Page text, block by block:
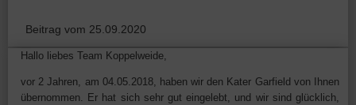
Beitrag vom 25.09.2020
Hallo liebes Team Koppelweide,
vor 2 Jahren, am 04.05.2018, haben wir den Kater Garfield von Ihnen
übernommen. Er hat sich sehr gut eingelebt, und wir sind glücklich,